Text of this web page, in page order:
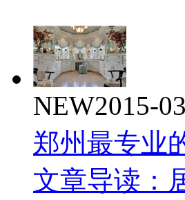
NEW2015-
郑州最专业
文章导读：